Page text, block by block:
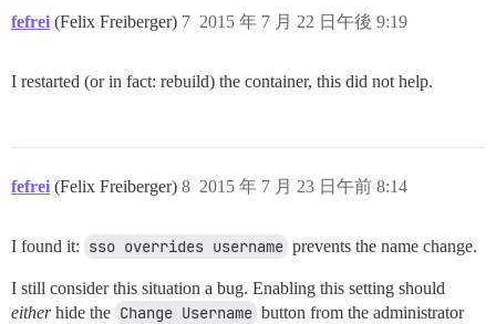
fefrei (Felix Freiberger) 2015 年 7 月 22 日午後 9:19
7
I restarted (or in fact: rebuild) the container, this did not help.
fefrei (Felix Freiberger) 2015 年 7 月 23 日午前 8:14
8
I found it: sso overrides username prevents the name change.
I still consider this situation a bug. Enabling this setting should
eitherhide the Change Username button from the administrator